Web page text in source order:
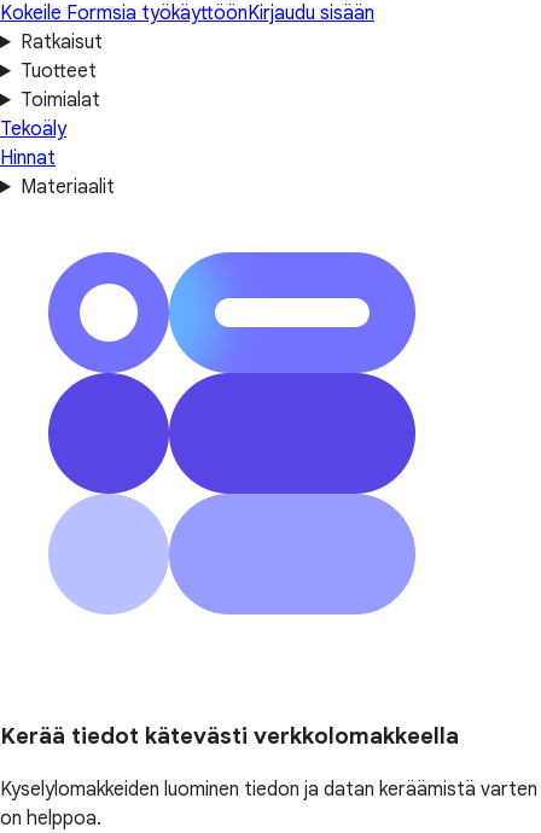
Kokeile Formsia työkäyttöönKirjaudu sisään
Ratkaisut
Tuotteet
Toimialat
Tekoäly
Hinnat
Materiaalit
Kerää tiedot kätevästi verkkolomakkeella
Kyselylomakkeiden luominen tiedon ja datan keräämistä varten
on helppoa.